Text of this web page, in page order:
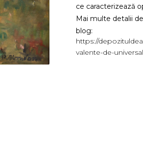
ce caracterizează
Mai multe detalii
blog:
https://
valente-de-